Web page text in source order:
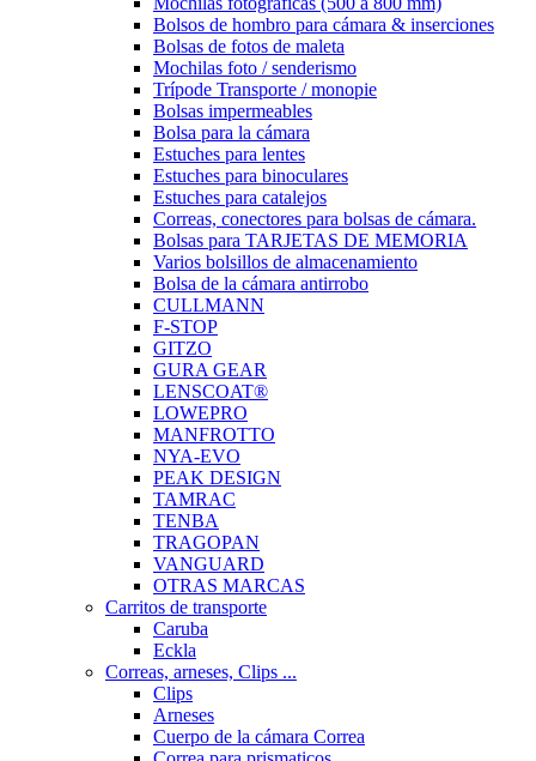
Bolsos de hombro para cámara & inserciones
Bolsas de fotos de maleta
Mochilas foto / senderismo
Trípode Transporte / monopie
Bolsas impermeables
Bolsa para la cámara
Estuches para lentes
Estuches para binoculares
Estuches para catalejos
Correas, conectores para bolsas de cámara.
Bolsas para TARJETAS DE MEMORIA
Varios bolsillos de almacenamiento
Bolsa de la cámara antirrobo
CULLMANN
F-STOP
GITZO
GURA GEAR
LENSCOAT®
LOWEPRO
MANFROTTO
NYA-EVO
PEAK DESIGN
TAMRAC
TENBA
TRAGOPAN
VANGUARD
OTRAS MARCAS
Carritos de transporte
Caruba
Eckla
Correas, arneses, Clips ...
Clips
Arneses
Cuerpo de la cámara Correa